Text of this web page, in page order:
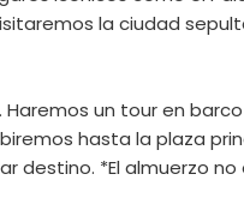
la ciudad
un tour en
hasta la plaza
destino. *El almuerzo